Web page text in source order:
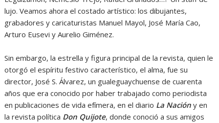
lujo. Veamos ahora el costado artístico: los dibujantes,
grabadores y caricaturistas Manuel Mayol, José María Cao,
Arturo Eusevi y Aurelio Giménez.
Sin embargo, la estrella y figura principal de la revista, quien le
otorgó el espíritu festivo característico, el alma, fue su
director, José S. Álvarez, un gualeguaychuense de cuarenta
años que era conocido por haber trabajado como periodista
en publicaciones de vida efímera, en el diario La Nación y en
la revista política Don Quijote, donde conoció a sus amigos